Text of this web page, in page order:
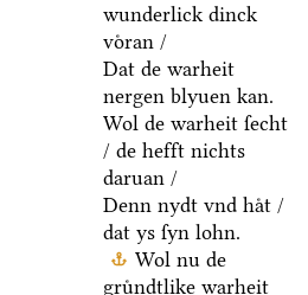
wunderlick dinck
voͤran /
Dat de warheit
nergen blyuen kan.
Wol de warheit ſecht
/ de hefft nichts
daruan /
Denn nydt vnd haͤt /
dat ys ſyn lohn.
Wol nu de
gruͤndtlike warheit